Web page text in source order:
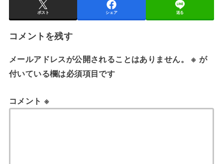
ポスト シェア 送る
コメントを残す
メールアドレスが公開されることはありません。 ※ が
付いている欄は必須項目です
コメント ※